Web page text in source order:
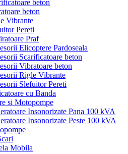
beton
beton
Vibrante
Pereti
Praf
Elicoptere Pardoseala
Scarificatoare beton
Vibratoare beton
Rigle Vibrante
Slefuitor Pereti
cu Banda
si Motopompe
Insonorizate Pana 100 kVA
Insonorizate Peste 100 kVA
Mobila